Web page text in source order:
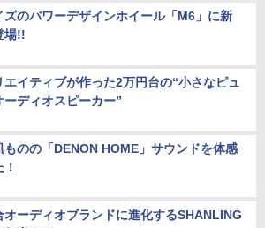
ズのパワーデザインホイール「M6」に新
場!!
エイティブが作った2万円台の“小さなピュ
ーディオスピーカー”
ものの「DENON HOME」サウンドを体感
！
オーディオブランドに進化するSHANLING